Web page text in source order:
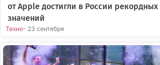
от Apple достигли в России рекордных
значений
Техно- 23 сентября